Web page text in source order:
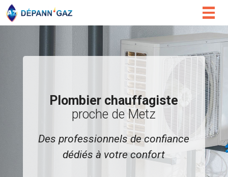
Plombier chauffagiste
proche de Metz
Des professionnels de confiance
dédiés à votre confort